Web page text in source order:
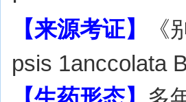
【来源考证】
psis 1anccolata